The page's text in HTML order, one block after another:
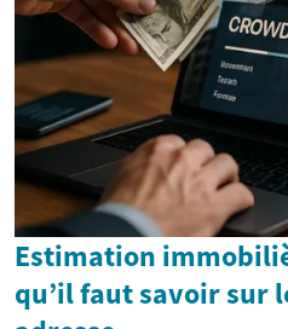
Estimation
qu’il faut savoir sur